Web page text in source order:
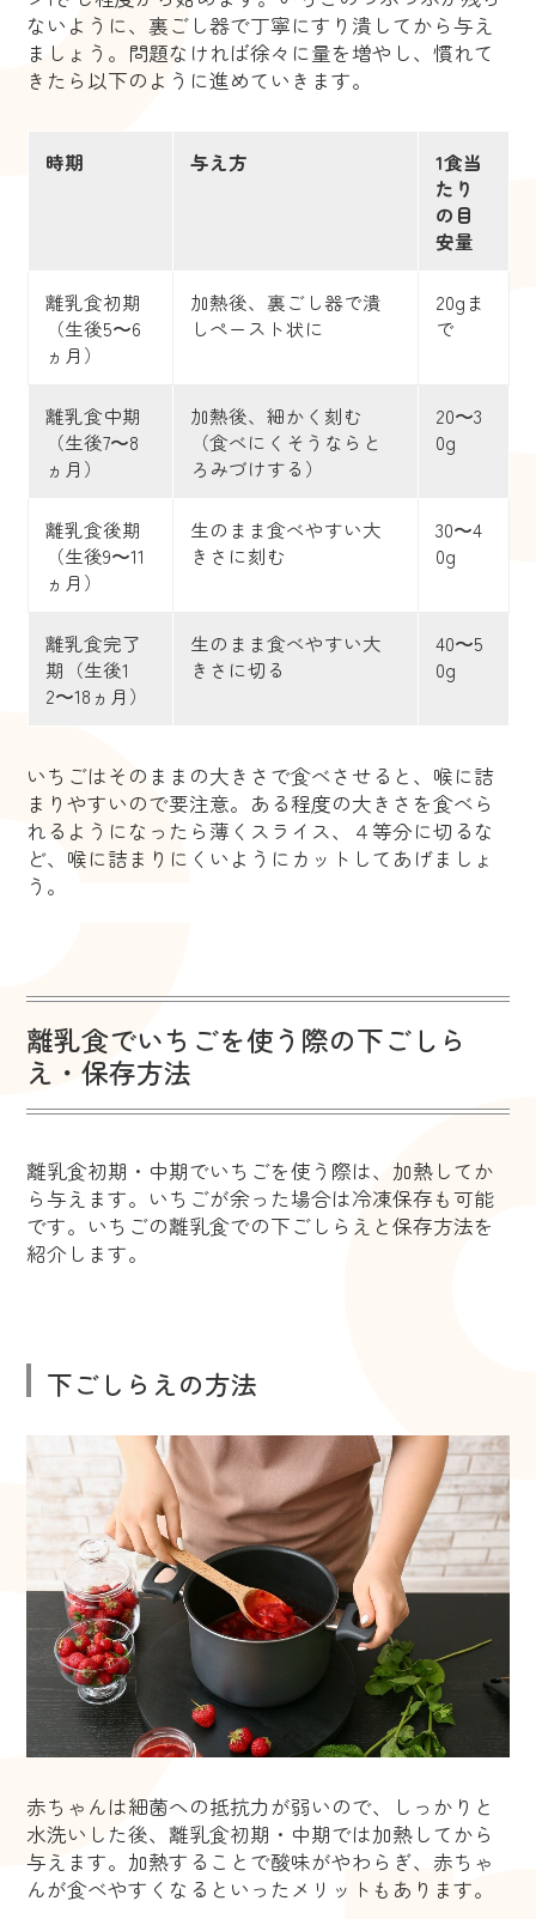
ないように、裏ごし器で丁寧にすり潰してから与え
ましょう。問題なければ徐々に量を増やし、慣れて
きたら以下のように進めていきます。
時期 与え方
1食当
たり
の目
安量
離乳食初期
（生後5〜6
ヵ月）
加熱後、裏ごし器で潰
しペースト状に
20gま
で
離乳食中期
（生後7〜8
ヵ月）
加熱後、細かく刻む
（食べにくそうならと
ろみづけする）
20〜3
0g
離乳食後期
（生後9〜11
ヵ月）
生のまま食べやすい大
きさに刻む
30〜4
0g
離乳食完了
期（生後1
2〜18ヵ月）
生のまま食べやすい大
きさに切る
40〜5
0g
いちごはそのままの大きさで食べさせると、喉に詰
まりやすいので要注意。ある程度の大きさを食べら
れるようになったら薄くスライス、４等分に切るな
ど、喉に詰まりにくいようにカットしてあげましょ
う。
離乳食でいちごを使う際の下ごしら
え・保存方法
離乳食初期・中期でいちごを使う際は、加熱してか
ら与えます。いちごが余った場合は冷凍保存も可能
です。いちごの離乳食での下ごしらえと保存方法を
紹介します。
下ごしらえの方法
赤ちゃんは細菌への抵抗力が弱いので、しっかりと
水洗いした後、離乳食初期・中期では加熱してから
与えます。加熱することで酸味がやわらぎ、赤ちゃ
んが食べやすくなるといったメリットもあります。